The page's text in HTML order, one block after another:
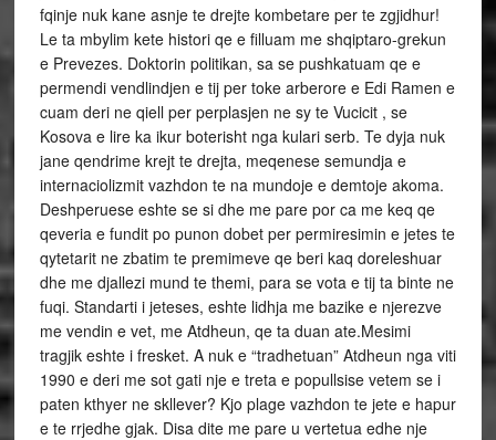
fqinje nuk kane asnje te drejte kombetare per te zgjidhur!
Le ta mbylim kete histori qe e filluam me shqiptaro-grekun
e Prevezes. Doktorin politikan, sa se pushkatuam qe e
permendi vendlindjen e tij per toke arberore e Edi Ramen e
cuam deri ne qiell per perplasjen ne sy te Vucicit , se
Kosova e lire ka ikur boterisht nga kulari serb. Te dyja nuk
jane qendrime krejt te drejta, meqenese semundja e
internaciolizmit vazhdon te na mundoje e demtoje akoma.
Deshperuese eshte se si dhe me pare por ca me keq qe
qeveria e fundit po punon dobet per permiresimin e jetes te
qytetarit ne zbatim te premimeve qe beri kaq doreleshuar
dhe me djallezi mund te themi, para se vota e tij ta binte ne
fuqi. Standarti i jeteses, eshte lidhja me bazike e njerezve
me vendin e vet, me Atdheun, qe ta duan ate.Mesimi
tragjik eshte i fresket. A nuk e “tradhetuan” Atdheun nga viti
1990 e deri me sot gati nje e treta e popullsise vetem se i
paten kthyer ne skllever? Kjo plage vazhdon te jete e hapur
e te rrjedhe gjak. Disa dite me pare u vertetua edhe nje